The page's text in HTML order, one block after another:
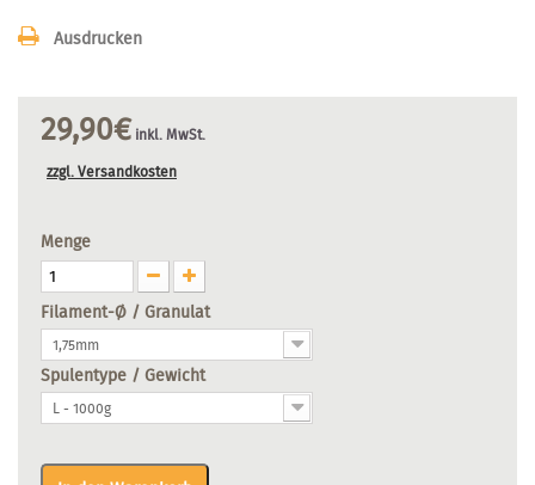
Ausdrucken
29,90€ inkl. MwSt.
zzgl. Versandkosten
Menge
Filament-Ø / Granulat
1,75mm
Spulentype / Gewicht
L - 1000g